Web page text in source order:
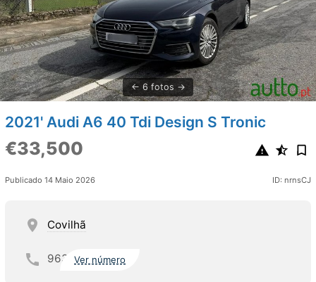
6 fotos
2021' Audi A6 40 Tdi Design S Tronic
€33,500
Publicado 14 Maio 2026 ID: nrnsCJ
Covilhã
963 Ver número